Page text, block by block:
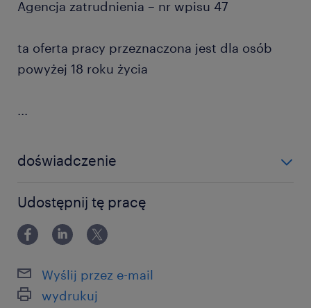
Agencja zatrudnienia – nr wpisu 47
ta oferta pracy przeznaczona jest dla osób
powyżej 18 roku życia
...
doświadczenie
Udostępnij tę pracę
Wyślij przez e-mail
wydrukuj